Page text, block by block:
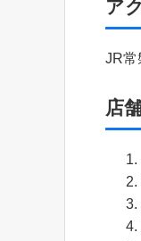
ア
JR
店